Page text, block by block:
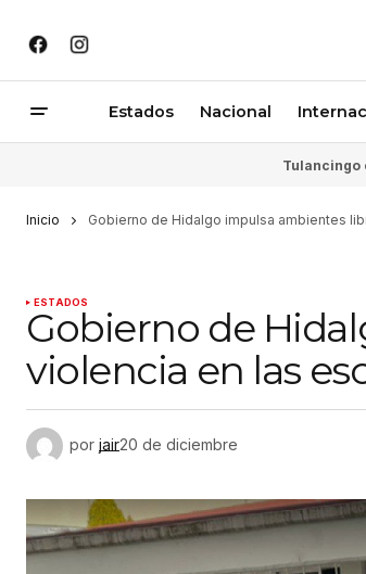
Estados Nacional
Tulancingo
Inicio Gobierno de Hidalgo impulsa ambientes
ESTADOS
Gobierno de
violencia en las
por jair20 de diciembre